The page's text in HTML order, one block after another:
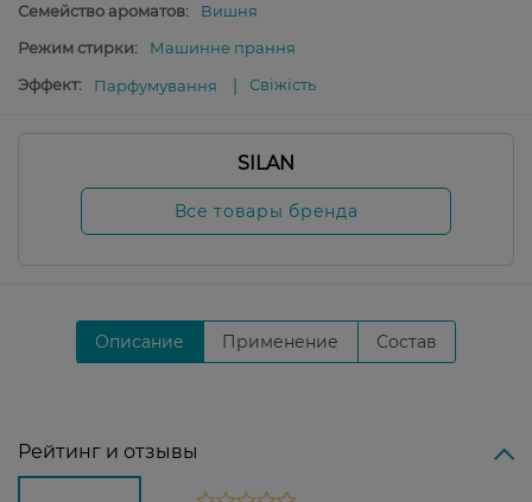
Семейство ароматов:
Вишня
Режим стирки:
Машинне прання
Эффект:
Парфумування Свіжість
SILAN
Все товары бренда
Описание Применение Состав
Рейтинг и отзывы